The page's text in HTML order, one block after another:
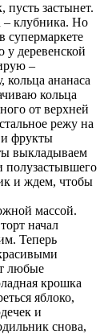
застынет.
– клубника. Но
супермаркете
у деревенской
–
кольца ананаса
кольца
от верхней
режу на
и фрукты
выкладываем
полузастывшего
и ждем, чтобы
массой.
начал
Теперь
любые
крошка
яблоко,
и
снова,